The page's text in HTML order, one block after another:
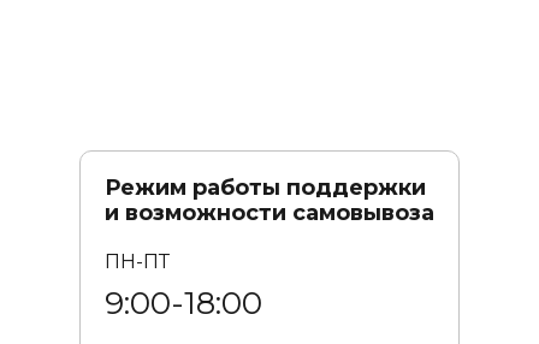
Режим работы поддержки
и возможности самовывоза
ПН-ПТ
9:00-18:00